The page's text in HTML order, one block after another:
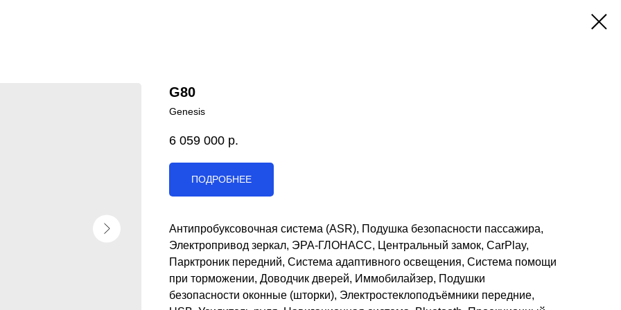
G80
Genesis
6 059 000 р.
ПОДРОБНЕЕ
Антипробуксовочная система (ASR), Подушка безопасности пассажира,
Электропривод зеркал, ЭРА-ГЛОНАСС, Центральный замок, CarPlay,
Парктроник передний, Система адаптивного освещения, Система помощи
при торможении, Доводчик дверей, Иммобилайзер, Подушки
безопасности оконные (шторки), Электростеклоподъёмники передние,